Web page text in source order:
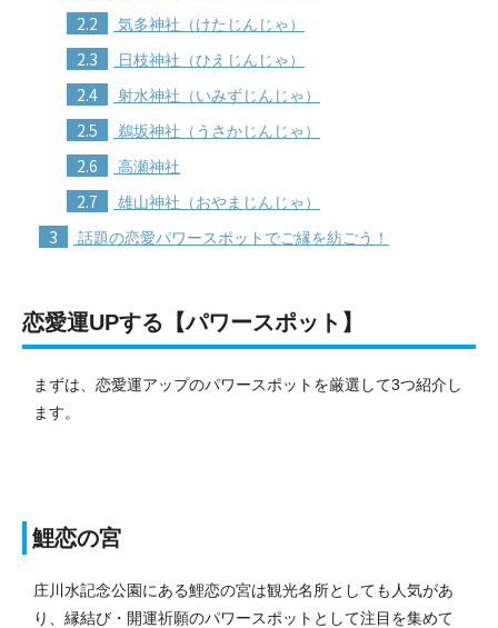
2.2 気多神社（けたじんじゃ）
2.3 日枝神社（ひえじんじゃ）
2.4 射水神社（いみずじんじゃ）
2.5 鵜坂神社（うさかじんじゃ）
2.6 高瀬神社
2.7 雄山神社（おやまじんじゃ）
3 話題の恋愛パワースポットでご縁を紡ごう！
恋愛運UPする【パワースポット】
まずは、恋愛運アップのパワースポットを厳選して3つ紹介し
ます。
鯉恋の宮
庄川水記念公園にある鯉恋の宮は観光名所としても人気があ
り、縁結び・開運祈願のパワースポットとして注目を集めて